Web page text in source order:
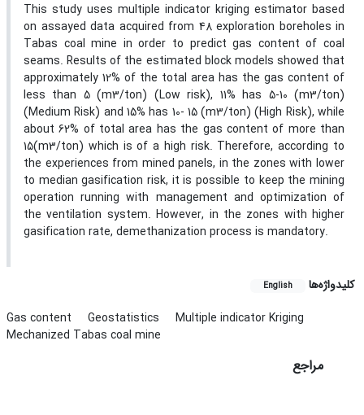
This study uses multiple indicator kriging estimator based
on assayed data acquired from 48 exploration boreholes in
Tabas coal mine in order to predict gas content of coal
seams. Results of the estimated block models showed that
approximately 12% of the total area has the gas content of
less than 5 (m3/ton) (Low risk), 11% has 5-10 (m3/ton)
(Medium Risk) and 15% has 10- 15 (m3/ton) (High Risk), while
about 62% of total area has the gas content of more than
15(m3/ton) which is of a high risk. Therefore, according to
the experiences from mined panels, in the zones with lower
to median gasification risk, it is possible to keep the mining
operation running with management and optimization of
the ventilation system. However, in the zones with higher
gasification rate, demethanization process is mandatory.
کلیدواژه‌ها English
Gas content Geostatistics
Multiple indicator Kriging
Mechanized Tabas coal mine
مراجع